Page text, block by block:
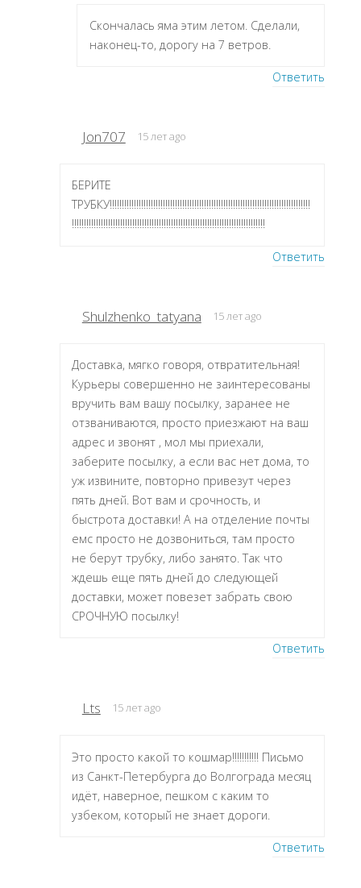
Скончалась яма этим летом. Сделали,
наконец-то, дорогу на 7 ветров.
Ответить
Jon707 15 лет ago
БЕРИТЕ
ТРУБКУ!!!!!!!!!!!!!!!!!!!!!!!!!!!!!!!!!!!!!!!!!!!!!!!!!!!!!!!!!!!!!!!!!!!!!!!!!!!!!!!!!!!
!!!!!!!!!!!!!!!!!!!!!!!!!!!!!!!!!!!!!!!!!!!!!!!!!!!!!!!!!!!!!!!!!!!!!!!!!!!!!!!!
Ответить
Shulzhenko_tatyana 15 лет ago
Доставка, мягко говоря, отвратительная!
Курьеры совершенно не заинтересованы
вручить вам вашу посылку, заранее не
отзваниваются, просто приезжают на ваш
адрес и звонят , мол мы приехали,
заберите посылку, а если вас нет дома, то
уж извините, повторно привезут через
пять дней. Вот вам и срочность, и
быстрота доставки! А на отделение почты
емс просто не дозвониться, там просто
не берут трубку, либо занято. Так что
ждешь еще пять дней до следующей
доставки, может повезет забрать свою
СРОЧНУЮ посылку!
Ответить
Lts 15 лет ago
Это просто какой то кошмар!!!!!!!!!!! Письмо
из Санкт-Петербурга до Волгограда месяц
идёт, наверное, пешком с каким то
узбеком, который не знает дороги.
Ответить